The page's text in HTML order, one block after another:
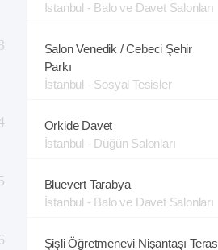
İstanbul - Balo ve Davet Salonları
Salon Venedik / Cebeci Şehir
Parkı
İstanbul - Sosyal Tesisler
Orkide Davet
İstanbul - Düğün Salonları
Bluevert Tarabya
İstanbul - Balo ve Davet Salonları
Şişli Öğretmenevi Nişantaşı Teras